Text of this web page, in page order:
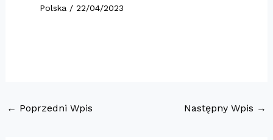
Polska/ 22/04/2023
← Poprzedni Wpis Następny Wpis →